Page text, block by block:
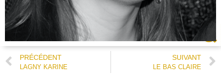
PRÉCÉDENT
LAGNY KARINE
SUIVANT
LE BAS CLAIRE